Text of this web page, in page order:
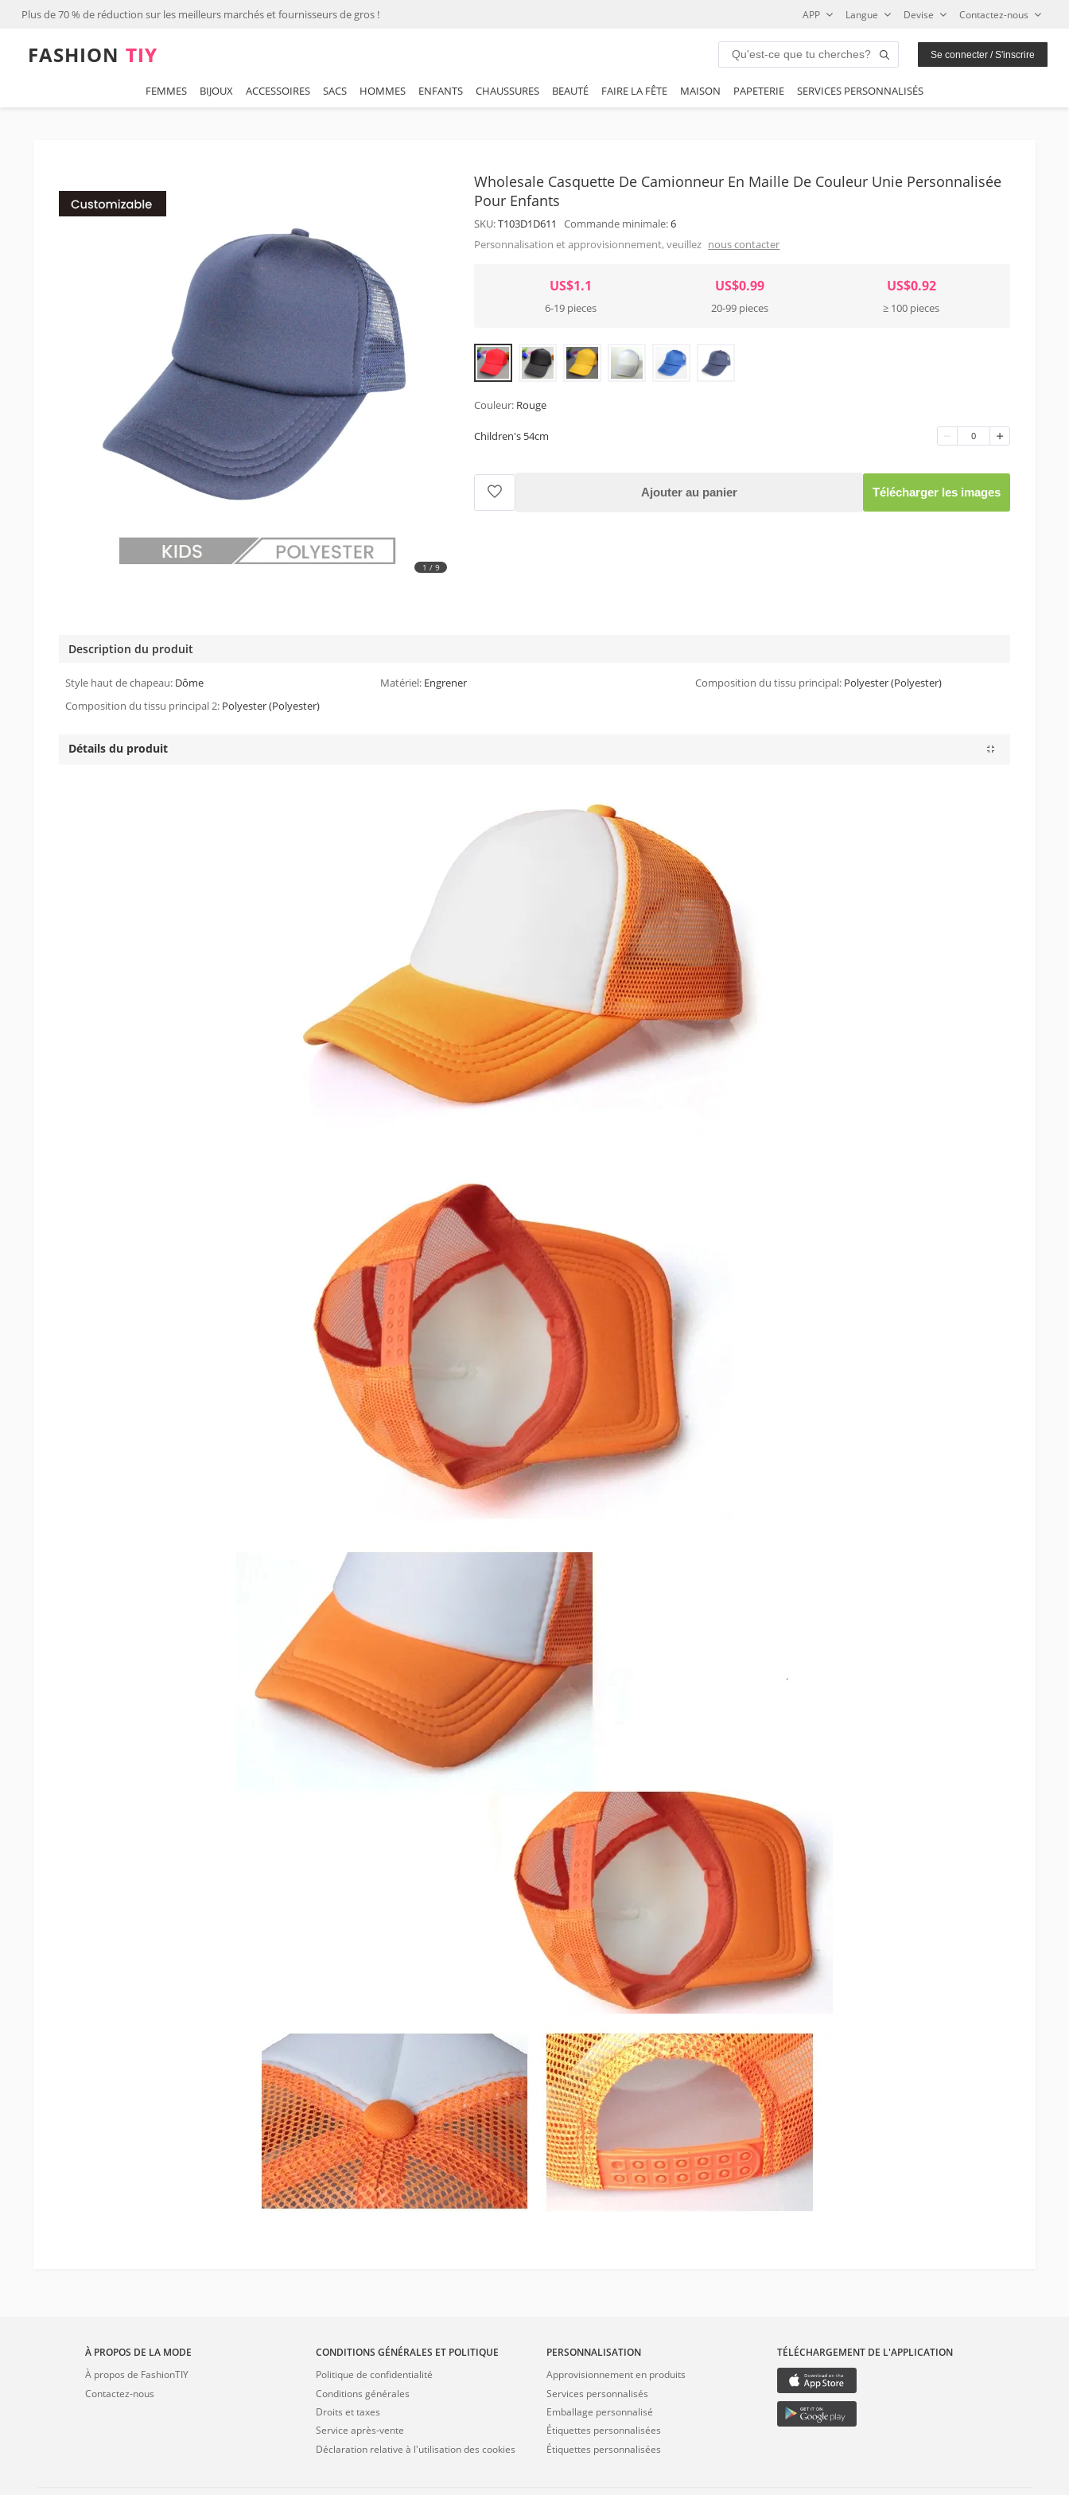
Plus de 70 % de réduction sur les meilleurs marchés et fournisseurs de gros ! APP Langue Devise Contactez-nous
FASHION⁠TIY Se connecter / S'inscrire
FEMMES BIJOUX ACCESSOIRES SACS HOMMES ENFANTS CHAUSSURES BEAUTÉ FAIRE LA FÊTE MAISON PAPETERIE SERVICES PERSONNALISÉS
1 / 9
Wholesale Casquette De Camionneur En Maille De Couleur Unie Personnalisée
Pour Enfants
SKU:T103D1D611 Commande minimale:6
Personnalisation et approvisionnement, veuillez nous contacter
US$1.1
6-19 pieces
US$0.99
20-99 pieces
US$0.92
≥ 100 pieces
Couleur: Rouge
Children's 54cm 0
Ajouter au panier Télécharger les images
Description du produit
Style haut de chapeau: Dôme Matériel: Engrener Composition du tissu principal: Polyester (Polyester)
Composition du tissu principal 2: Polyester (Polyester)
Détails du produit
À PROPOS DE LA MODE
À propos de FashionTIY
Contactez-nous
CONDITIONS GÉNÉRALES ET POLITIQUE
Politique de confidentialité
Conditions générales
Droits et taxes
Service après-vente
Déclaration relative à l'utilisation des cookies
PERSONNALISATION
Approvisionnement en produits
Services personnalisés
Emballage personnalisé
Étiquettes personnalisées
Étiquettes personnalisées
TÉLÉCHARGEMENT DE L'APPLICATION